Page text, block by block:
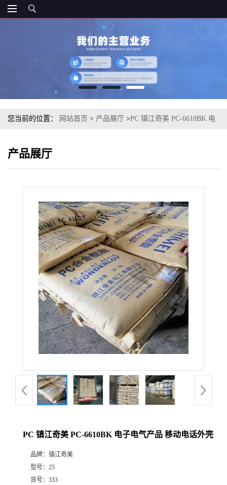
您当前的位置： 网站首页 > 产品展厅 >PC 镇江奇美 PC-6610BK 电
产品展厅
PC 镇江奇美 PC-6610BK 电子电气产品 移动电话外壳
品牌： 镇江奇美
型号： 25
货号： 333